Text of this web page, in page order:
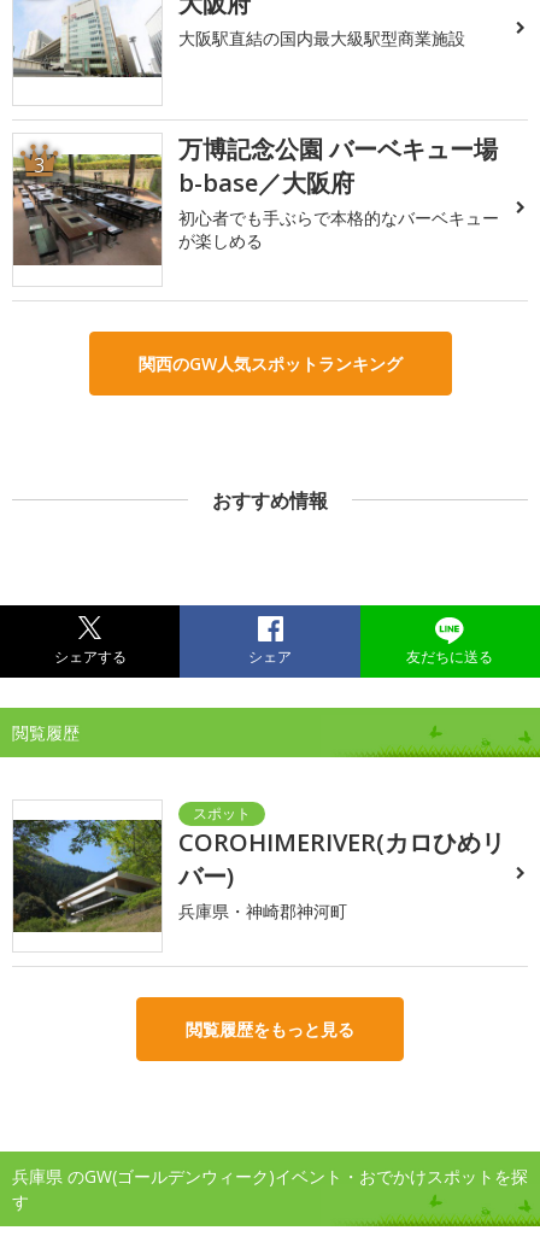
大阪駅直結の国内最大級駅型商業施設
3
万博記念公園 バーベキュー場
b-base／大阪府
初心者でも手ぶらで本格的なバーベキュー
が楽しめる
関西のGW人気スポットランキング
おすすめ情報
シェアする シェア 友だちに送る
閲覧履歴
COROHIMERIVER(カロひめリ
バー)
兵庫県・神崎郡神河町
閲覧履歴をもっと見る
兵庫県 のGW(ゴールデンウィーク)イベント・おでかけスポットを探
す